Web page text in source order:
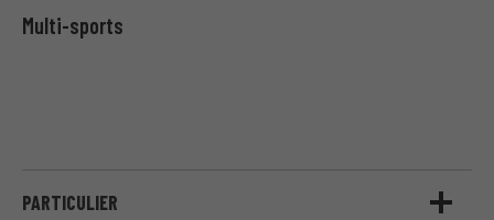
PARTICULIER
Multi-sports